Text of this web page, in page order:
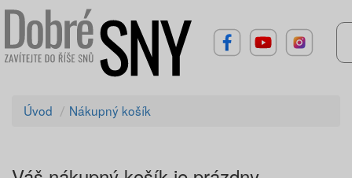
Úvod Nákupný košík